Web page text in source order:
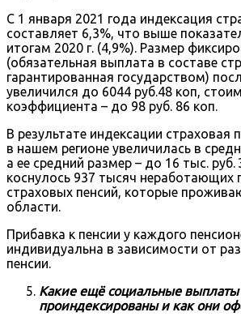
С 1 января 2021 года индексация
составляет 6,3%, что выше
итогам 2020 г. (4,9%). Размер
(обязательная выплата в составе
гарантированная государством)
увеличился до 6044 руб.48 коп,
коэффициента – до 98 руб. 86 коп.
В результате индексации страховая
в нашем регионе увеличилась в
а ее средний размер – до 16 тыс.
коснулось 937 тысяч неработающих
страховых пенсий, которые
области.
Прибавка к пенсии у каждого
индивидуальна в зависимости от
пенсии.
Какие ещё социальные
проиндексированы и как они